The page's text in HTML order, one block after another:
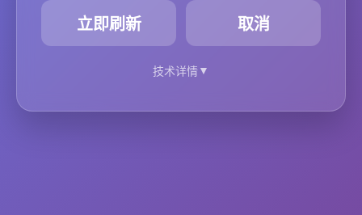
立即刷新 取消
技术详情▼